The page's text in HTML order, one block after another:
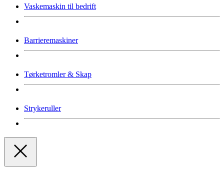
Vaskemaskin til bedrift
Barrieremaskiner
Tørketromler & Skap
Strykeruller